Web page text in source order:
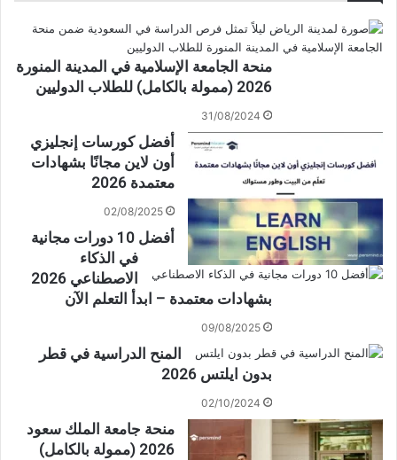
منحة الجامعة الإسلامية في المدينة المنورة
2026 (ممولة بالكامل) للطلاب الدوليين
31/08/2024
أفضل كورسات إنجليزي
أون لاين مجانًا بشهادات
معتمدة 2026
02/08/2025
أفضل 10 دورات مجانية
في الذكاء
الاصطناعي 2026
بشهادات معتمدة – ابدأ التعلم الآن
09/08/2025
المنح الدراسية في قطر
بدون ايلتس 2026
02/10/2024
منحة جامعة الملك سعود
2026 (ممولة بالكامل)